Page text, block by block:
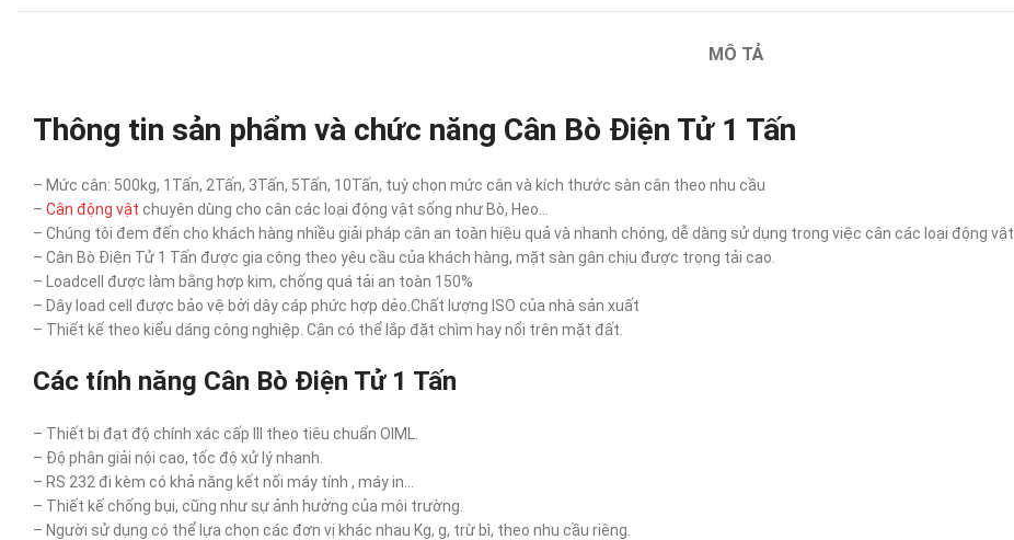
MÔ TẢ
Thông tin sản phẩm và chức năng Cân Bò Điện Tử 1 Tấn
– Mức cân: 500kg, 1Tấn, 2Tấn, 3Tấn, 5Tấn, 10Tấn, tuỳ chọn mức cân và kích thước sàn cân theo nhu cầu
– Cân động vật chuyên dùng cho cân các loại động vật sống như Bò, Heo…
– Chúng tôi đem đến cho khách hàng nhiều giải pháp cân an toàn hiệu quả và nhanh chóng, dễ dàng sử dụng trong việc cân các loại động vật
– Cân Bò Điện Tử 1 Tấn được gia công theo yêu cầu của khách hàng, mặt sàn gân chịu được trọng tải cao.
– Loadcell được làm bằng hợp kim, chống quá tải an toàn 150%
– Dây load cell được bảo vệ bởi dây cáp phức hợp dẻo.Chất lượng ISO của nhà sản xuất
– Thiết kế theo kiểu dáng công nghiệp. Cân có thể lắp đặt chìm hay nổi trên mặt đất.
Các tính năng Cân Bò Điện Tử 1 Tấn
– Thiết bị đạt độ chính xác cấp III theo tiêu chuẩn OIML.
– Độ phân giải nội cao, tốc độ xử lý nhanh.
– RS 232 đi kèm có khả năng kết nối máy tính , máy in…
– Thiết kế chống bụi, cũng như sự ảnh hưởng của môi trường.
– Người sử dụng có thể lựa chọn các đơn vị khác nhau Kg, g, trừ bì, theo nhu cầu riêng.